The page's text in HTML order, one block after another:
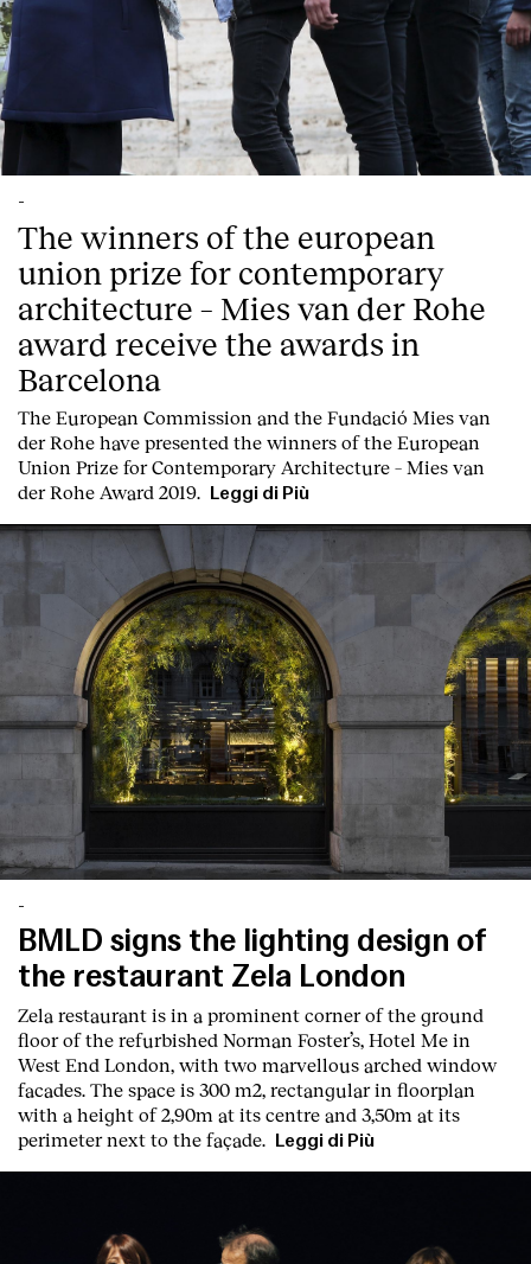
Index
-
The winners of the european
union prize for contemporary
architecture – Mies van der Rohe
award receive the awards in
Barcelona
The European Commission and the Fundació Mies van
der Rohe have presented the winners of the European
Union Prize for Contemporary Architecture – Mies van
der Rohe Award 2019.
Leggi di Più
-
BMLD signs the lighting design of
the restaurant Zela London
Zela restaurant is in a prominent corner of the ground
floor of the refurbished Norman Foster’s, Hotel Me in
West End London, with two marvellous arched window
facades. The space is 300 m2, rectangular in floorplan
with a height of 2,90m at its centre and 3,50m at its
perimeter next to the façade.
Leggi di Più